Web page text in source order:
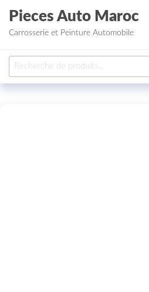
Aller au contenu
Pieces Auto Maroc
Carrosserie et Peinture Automobile
Recherche pour :